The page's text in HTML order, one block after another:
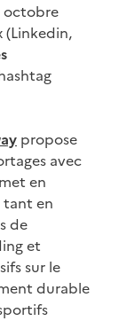
octobre
(Linkedin,
propose
avec
en
tant en
de
et
sur le
durable